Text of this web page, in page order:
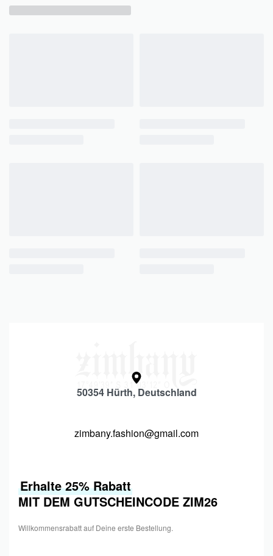
50354 Hürth, Deutschland
zimbany.fashion@gmail.com
Erhalte 25% Rabatt
MIT DEM GUTSCHEINCODE ZIM26
Willkommensrabatt auf Deine erste Bestellung.